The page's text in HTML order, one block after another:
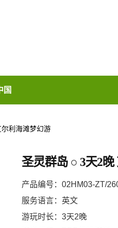
国
利海滩梦幻游
圣灵群岛 ○ 3天2
产品编号：02HM03-ZT/
服务语言：英文
游玩时长：3天2晚